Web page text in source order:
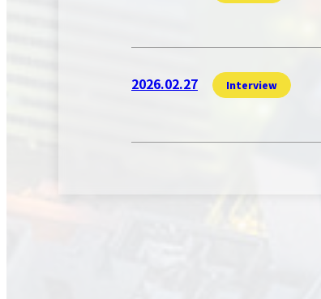
2026.02.27 Interview